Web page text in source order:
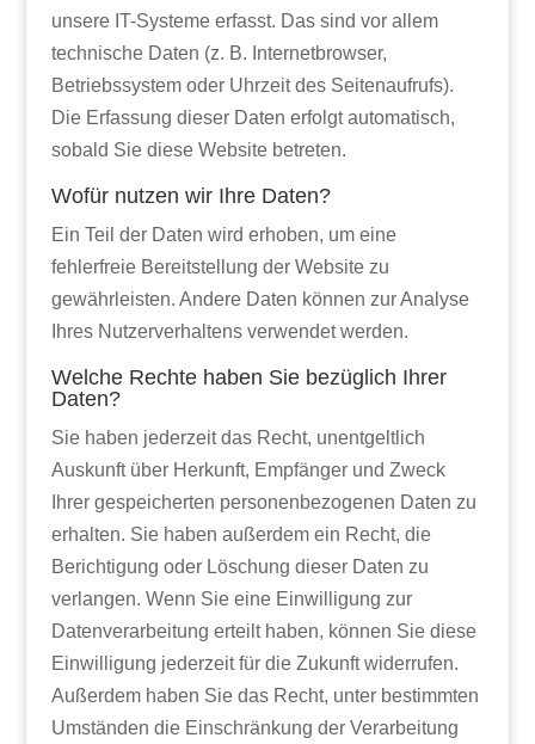
unsere IT-Systeme erfasst. Das sind vor allem
technische Daten (z. B. Internetbrowser,
Betriebssystem oder Uhrzeit des Seitenaufrufs).
Die Erfassung dieser Daten erfolgt automatisch,
sobald Sie diese Website betreten.
Wofür nutzen wir Ihre Daten?
Ein Teil der Daten wird erhoben, um eine
fehlerfreie Bereitstellung der Website zu
gewährleisten. Andere Daten können zur Analyse
Ihres Nutzerverhaltens verwendet werden.
Welche Rechte haben Sie bezüglich Ihrer
Daten?
Sie haben jederzeit das Recht, unentgeltlich
Auskunft über Herkunft, Empfänger und Zweck
Ihrer gespeicherten personenbezogenen Daten zu
erhalten. Sie haben außerdem ein Recht, die
Berichtigung oder Löschung dieser Daten zu
verlangen. Wenn Sie eine Einwilligung zur
Datenverarbeitung erteilt haben, können Sie diese
Einwilligung jederzeit für die Zukunft widerrufen.
Außerdem haben Sie das Recht, unter bestimmten
Umständen die Einschränkung der Verarbeitung